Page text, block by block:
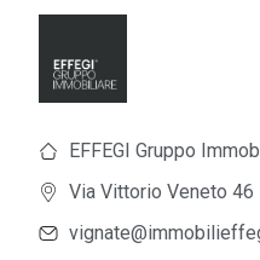
EFFEGI Gruppo
Via Vittorio Veneto 46